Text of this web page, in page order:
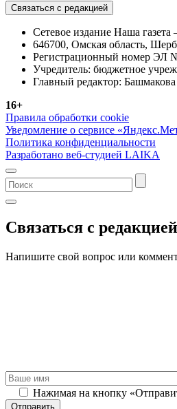
Связаться с редакцией
Сетевое издание Наша газета
646700, Омская область,
Регистрационный номер ЭЛ
Учредитель: бюджетное
Главный редактор:
16+
Правила обработки cookie
Уведомление о сервисе
Политика конфиденциальности
Разработано веб-студией LAIKA
Связаться с редакцией
Напишите свой вопрос или
Нажимая на кнопку